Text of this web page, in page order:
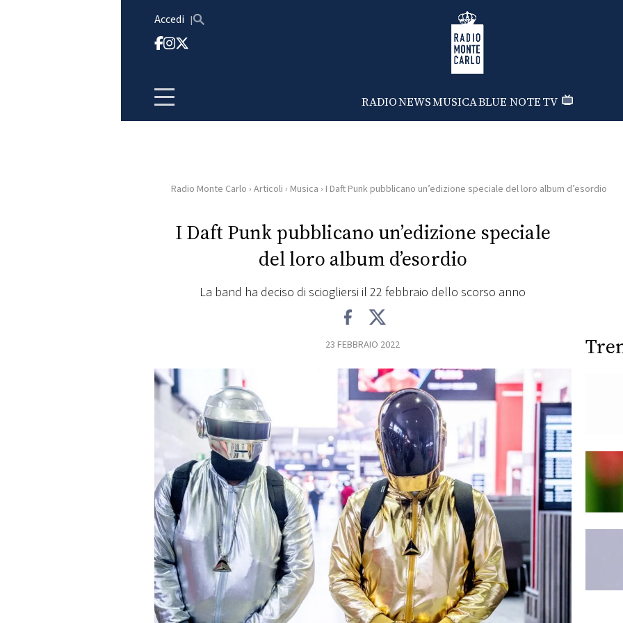
Accedi Radio Monte Carlo
RADIONEWSMUSICABLUE NOTETV
HOME
RADIO
NEWS
FOTO
CONCORSI
EVENTI
VIDEO
TV
PRINCIPATO
Radio Monte Carlo › Articoli › Musica › I Daft Punk pubblicano un’edizione speciale del loro album d’esordio
I Daft Punk pubblicano un’edizione speciale
del loro album d’esordio
La band ha deciso di sciogliersi il 22 febbraio dello scorso anno
23 FEBBRAIO 2022